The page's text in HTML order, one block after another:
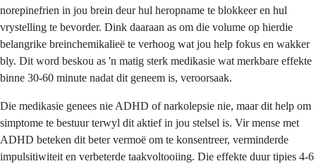
norepinefrien in jou brein deur hul heropname te blokkeer en hul
vrystelling te bevorder. Dink daaraan as om die volume op hierdie
belangrike breinchemikalieë te verhoog wat jou help fokus en wakker
bly. Dit word beskou as 'n matig sterk medikasie wat merkbare effekte
binne 30-60 minute nadat dit geneem is, veroorsaak.
Die medikasie genees nie ADHD of narkolepsie nie, maar dit help om
simptome te bestuur terwyl dit aktief in jou stelsel is. Vir mense met
ADHD beteken dit beter vermoë om te konsentreer, verminderde
impulsitiwiteit en verbeterde taakvoltooiing. Die effekte duur tipies 4-6